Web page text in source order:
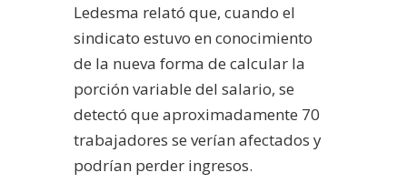
Ledesma relató que, cuando el
sindicato estuvo en conocimiento
de la nueva forma de calcular la
porción variable del salario, se
detectó que aproximadamente 70
trabajadores se verían afectados y
podrían perder ingresos.